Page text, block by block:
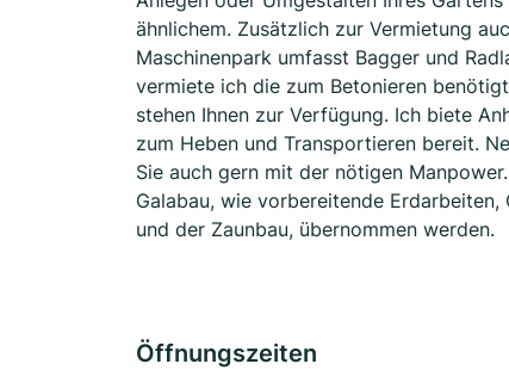
ähnlichem. Zusätzlich zur Vermietung
Maschinenpark umfasst Bagger und
vermiete ich die zum Betonieren
stehen Ihnen zur Verfügung. Ich biete
zum Heben und Transportieren bereit.
Sie auch gern mit der nötigen
Galabau, wie vorbereitende
und der Zaunbau, übernommen werden.
Öffnungszeiten